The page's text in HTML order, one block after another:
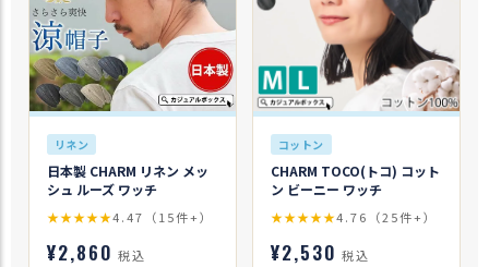
リネン
日本製 CHARM リネン メッ
シュ ルーズ ワッチ
★★★★★4.47（15件+）
¥2,860 税込
コットン
CHARM TOCO(トコ) コット
ン ビーニー ワッチ
★★★★★4.76（25件+）
¥2,530 税込